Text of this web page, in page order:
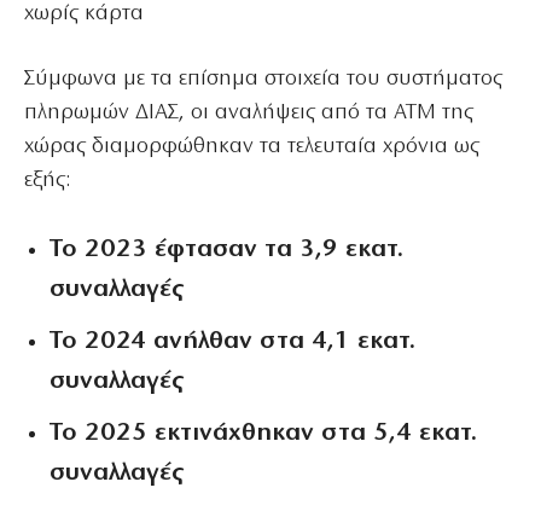
χωρίς κάρτα
Σύμφωνα με τα επίσημα στοιχεία του συστήματος
πληρωμών ΔΙΑΣ, οι αναλήψεις από τα ΑΤΜ της
χώρας διαμορφώθηκαν τα τελευταία χρόνια ως
εξής:
Το 2023 έφτασαν τα 3,9 εκατ.
συναλλαγές
Το 2024 ανήλθαν στα 4,1 εκατ.
συναλλαγές
Το 2025 εκτινάχθηκαν στα 5,4 εκατ.
συναλλαγές